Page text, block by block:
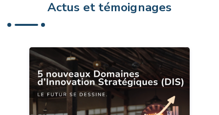
Actus et témoignages